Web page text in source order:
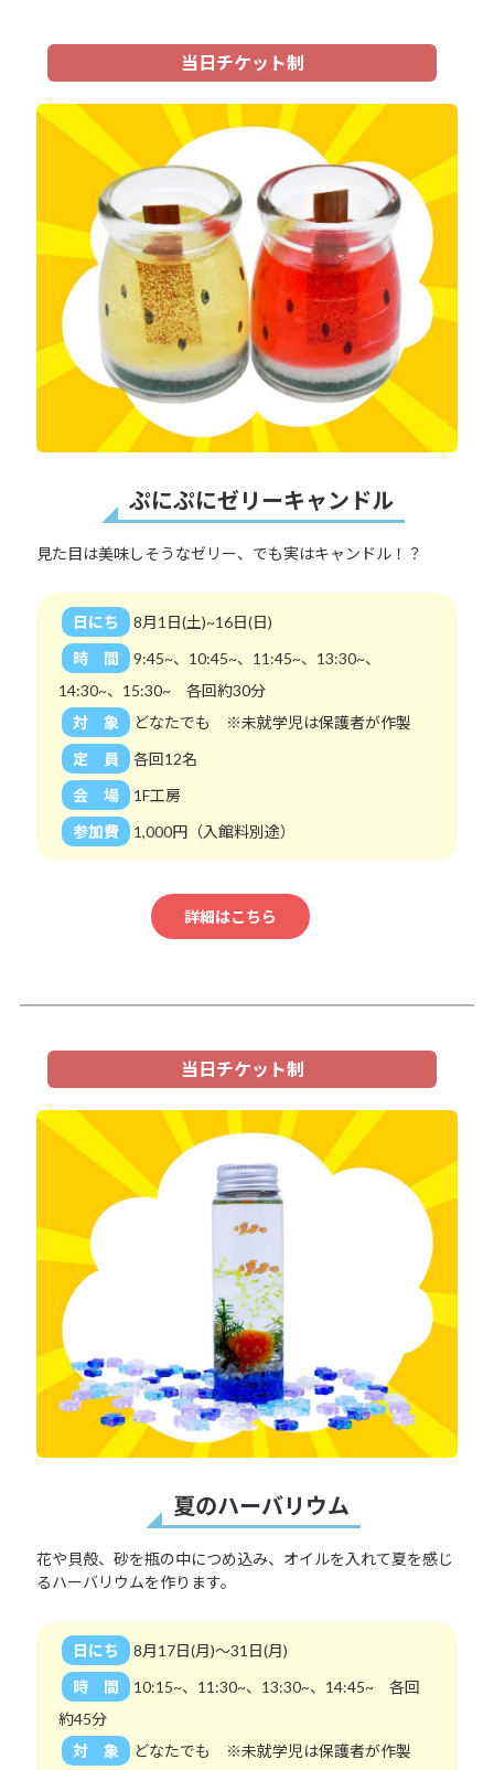
当日チケット制
ぷにぷにゼリーキャンドル
見た目は美味しそうなゼリー、でも実はキャンドル！？
日にち
8月1日(土)~16日(日)
時 間
9:45~、10:45~、11:45~、13:30~、
14:30~、15:30~ 各回約30分
対 象
どなたでも ※未就学児は保護者が作製
定 員
各回12名
会 場
1F工房
参加費
1,000円（入館料別途）
詳細はこちら
当日チケット制
夏のハーバリウム
花や貝殻、砂を瓶の中につめ込み、オイルを入れて夏を感じ
るハーバリウムを作ります。
日にち
8月17日(月)～31日(月)
時 間
10:15~、11:30~、13:30~、14:45~ 各回
約45分
対 象
どなたでも ※未就学児は保護者が作製